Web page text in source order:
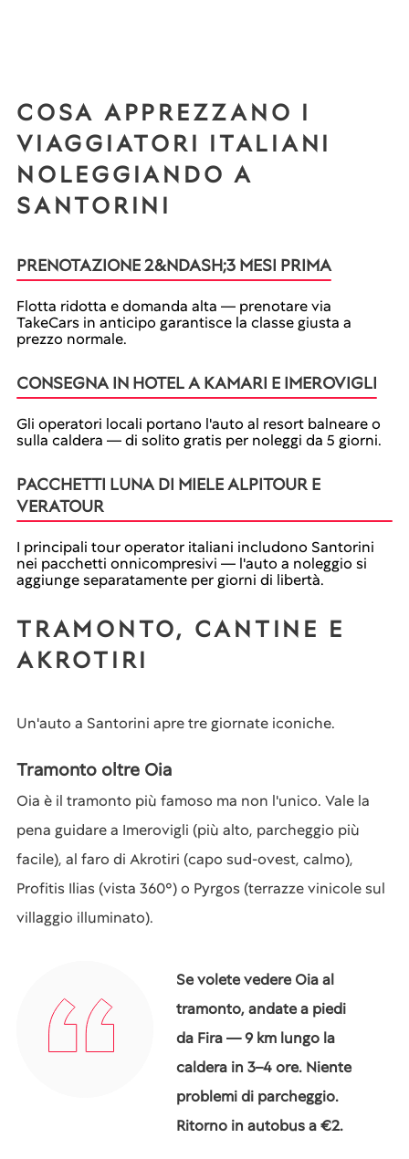
COSA APPREZZANO I
VIAGGIATORI ITALIANI
NOLEGGIANDO A
SANTORINI
PRENOTAZIONE 2&NDASH;3 MESI PRIMA
Flotta ridotta e domanda alta — prenotare via
TakeCars in anticipo garantisce la classe giusta a
prezzo normale.
CONSEGNA IN HOTEL A KAMARI E IMEROVIGLI
Gli operatori locali portano l'auto al resort balneare o
sulla caldera — di solito gratis per noleggi da 5 giorni.
PACCHETTI LUNA DI MIELE ALPITOUR E
VERATOUR
I principali tour operator italiani includono Santorini
nei pacchetti onnicompresivi — l'auto a noleggio si
aggiunge separatamente per giorni di libertà.
TRAMONTO, CANTINE E
AKROTIRI
Un'auto a Santorini apre tre giornate iconiche.
Tramonto oltre Oia
Oia è il tramonto più famoso ma non l'unico. Vale la
pena guidare a Imerovigli (più alto, parcheggio più
facile), al faro di Akrotiri (capo sud-ovest, calmo),
Profitis Ilias (vista 360°) o Pyrgos (terrazze vinicole sul
villaggio illuminato).
Se volete vedere Oia al
tramonto, andate a piedi
da Fira — 9 km lungo la
caldera in 3–4 ore. Niente
problemi di parcheggio.
Ritorno in autobus a €2.